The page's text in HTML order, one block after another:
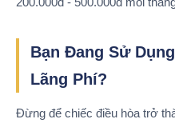
Bạn Đang Sử
Lãng Phí?
Đừng để chiếc điều hòa trở